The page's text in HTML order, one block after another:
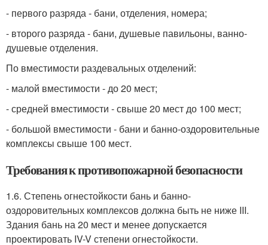
- первого разряда - бани, отделения, номера;
- второго разряда - бани, душевые павильоны, ванно-
душевые отделения.
По вместимости раздевальных отделений:
- малой вместимости - до 20 мест;
- средней вместимости - свыше 20 мест до 100 мест;
- большой вместимости - бани и банно-оздоровительные
комплексы свыше 100 мест.
Требования к противопожарной безопасности
1.6. Степень огнестойкости бань и банно-
оздоровительных комплексов должна быть не ниже III.
Здания бань на 20 мест и менее допускается
проектировать IV-V степени огнестойкости.